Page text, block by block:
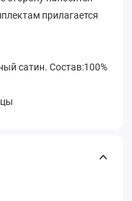
прилагается
сатин. Состав:100%